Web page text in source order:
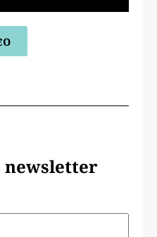
newsletter